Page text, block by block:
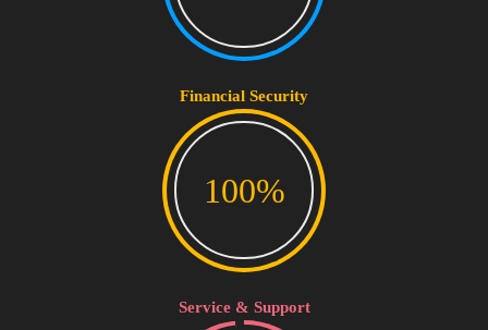
Financial Security
100%
Service & Support